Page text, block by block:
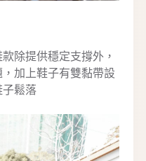
除提供穩定支撐外，
加上鞋子有雙黏帶設
子鬆落